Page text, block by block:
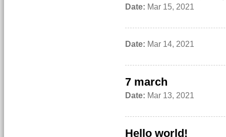
Date: Mar 15, 2021
Date: Mar 14, 2021
7 march
Date: Mar 13, 2021
Hello world!